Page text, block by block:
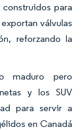
para
válvulas
reforzando la
maduro pero
y los SUV
para servir a
en Canadá